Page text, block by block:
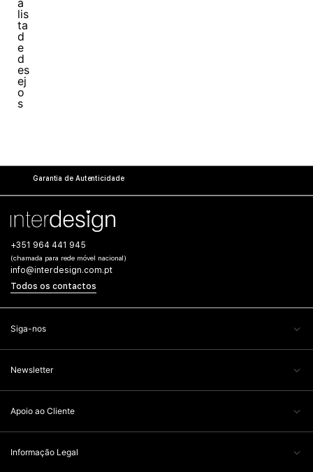
Garantia de Autenticidade
+351 964 441 945
(chamada para rede móvel nacional)
info@interdesign.com.pt
Todos os contactos
Siga-nos
Newsletter
Apoio ao Cliente
Informação Legal